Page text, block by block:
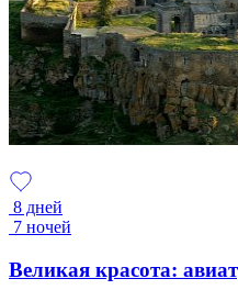
8 дней
7 ночей
Великая красота: